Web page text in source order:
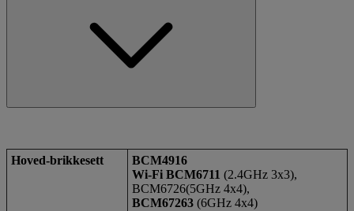
Hoved-brikkesett
BCM4916
Wi-Fi BCM6711 (2.4GHz 3x3),
BCM6726(5GHz 4x4),
BCM67263 (6GHz 4x4)